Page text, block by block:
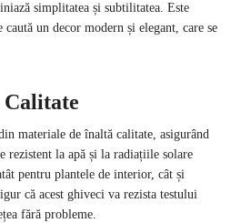
simplitatea și subtilitatea. Este
caută un decor modern și elegant, care se
materiale de înaltă calitate, asigurând
rezistent la apă și la radiațiile solare
pentru plantele de interior, cât și
că acest ghiveci va rezista testului
fără probleme.